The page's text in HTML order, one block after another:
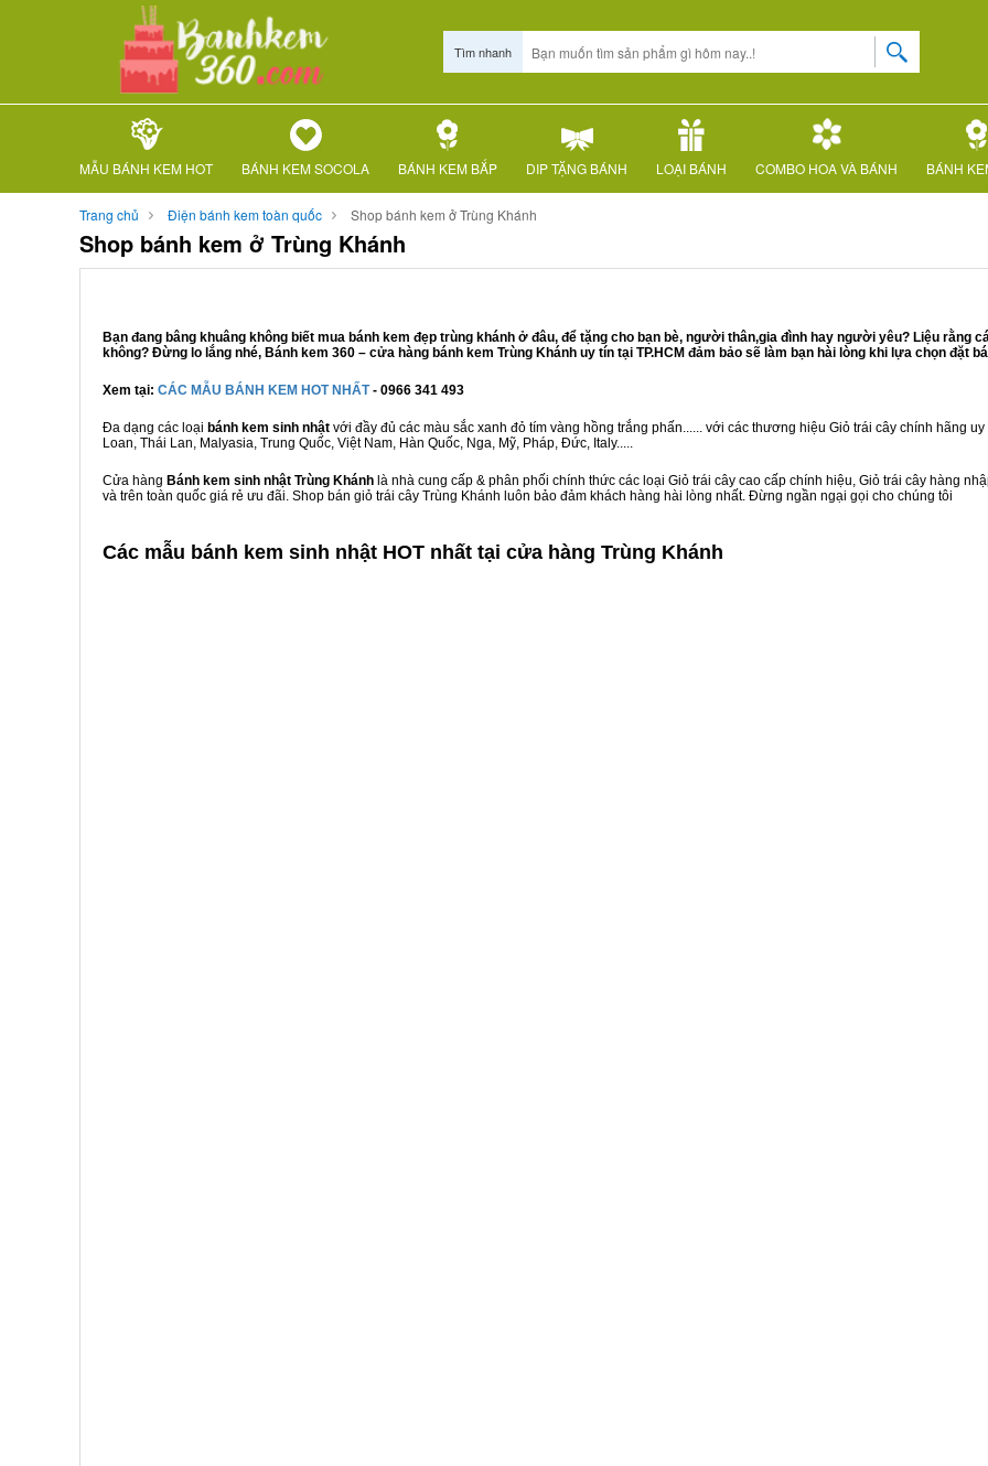
Tìm nhanh
MẪU BÁNH KEM HOT BÁNH KEM SOCOLA BÁNH KEM BẮP DIP TẶNG BÁNH LOẠI BÁNH COMBO HOA VÀ BÁNH BÁNH
Trang chủ Điện bánh kem toàn quốc Shop bánh kem ở Trùng Khánh
Shop bánh kem ở Trùng Khánh
Bạn đang bâng khuâng không biết mua bánh kem đẹp trùng khánh ở đâu, để tặng cho bạn bè, người thân,gia đình hay người yêu? Liệu rằng
không? Đừng lo lắng nhé, Bánh kem 360 – cửa hàng bánh kem Trùng Khánh uy tín tại TP.HCM đảm bảo sẽ làm bạn hài lòng khi lựa chọn đặt
Xem tại: CÁC MẪU BÁNH KEM HOT NHẤT- 0966 341 493
Đa dạng các loại bánh kem sinh nhật với đầy đủ các màu sắc xanh đỏ tím vàng hồng trắng phấn...... với các thương hiệu Giỏ trái cây chính hãng
Loan, Thái Lan, Malyasia, Trung Quốc, Việt Nam, Hàn Quốc, Nga, Mỹ, Pháp, Đức, Italy.....
Cửa hàng Bánh kem sinh nhật Trùng Khánh là nhà cung cấp & phân phối chính thức các loại Giỏ trái cây cao cấp chính hiệu, Giỏ trái cây hàng
và trên toàn quốc giá rẻ ưu đãi. Shop bán giỏ trái cây Trùng Khánh luôn bảo đảm khách hàng hài lòng nhất. Đừng ngần ngại gọi cho chúng tôi
Các mẫu bánh kem sinh nhật HOT nhất tại cửa hàng Trùng Khánh